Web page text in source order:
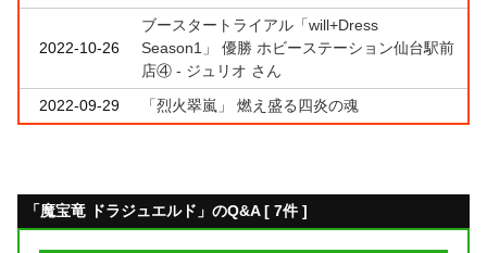
2022-10-26
ブースタートライアル「will+Dress
Season1」 優勝 ホビーステーション仙台駅前
店④ - ジュリオ さん
2022-09-29
「烈火翠嵐」 燃え盛る四炎の魂
「魔宝竜 ドラジュエルド」のQ&A [ 7件 ]